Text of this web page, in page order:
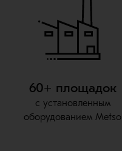
60+ площадок
с установленным
оборудованием Metso